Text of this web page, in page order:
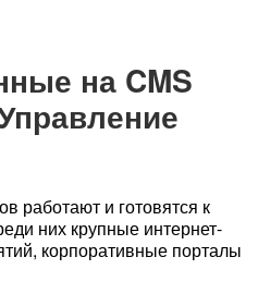
пароль?
на CMS
работают и готовятся к
них крупные интернет-
корпоративные порталы